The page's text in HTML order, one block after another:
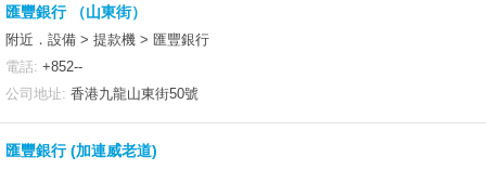
匯豐銀行 （山東街）
附近．設備 > 提款機 > 匯豐銀行
電話: +852--
公司地址: 香港九龍山東街50號
匯豐銀行 (加連威老道)